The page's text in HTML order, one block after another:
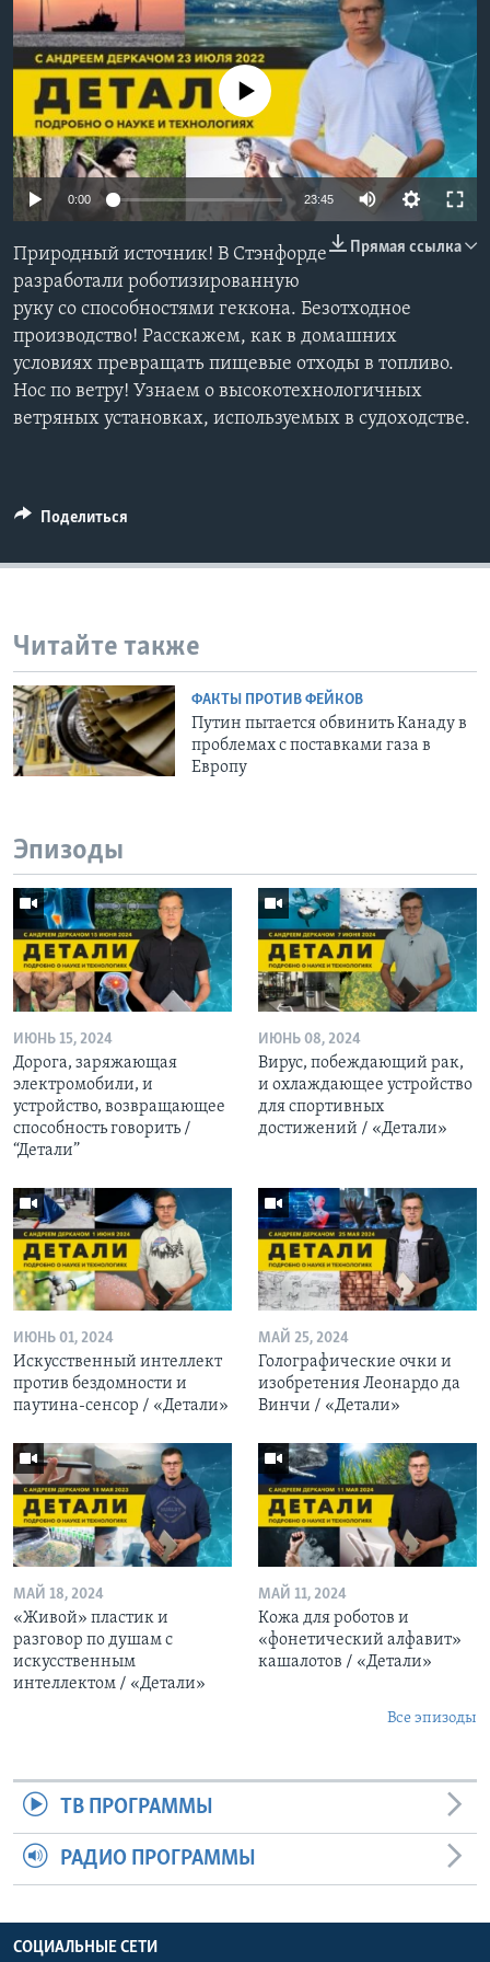
Learning English
СОЦИАЛЬНЫЕ СЕТИ
Языки
No media source currently available
0:00 23:45
Прямая ссылка
Природный источник! В Стэнфорде
разработали роботизированную
руку со способностями геккона. Безотходное
производство! Расскажем, как в домашних
условиях превращать пищевые отходы в топливо.
Нос по ветру! Узнаем о высокотехнологичных
ветряных установках, используемых в судоходстве.
Поделиться
Читайте также
ФАКТЫ ПРОТИВ ФЕЙКОВ
Путин пытается обвинить Канаду в
проблемах с поставками газа в
Европу
Эпизоды
ИЮНЬ 15, 2024
Дорога, заряжающая
электромобили, и
устройство, возвращающее
способность говорить /
“Детали”
ИЮНЬ 08, 2024
Вирус, побеждающий рак,
и охлаждающее устройство
для спортивных
достижений / «Детали»
ИЮНЬ 01, 2024
Искусственный интеллект
против бездомности и
паутина-сенсор / «Детали»
МАЙ 25, 2024
Голографические очки и
изобретения Леонардо да
Винчи / «Детали»
МАЙ 18, 2024
«Живой» пластик и
разговор по душам с
искусственным
интеллектом / «Детали»
МАЙ 11, 2024
Кожа для роботов и
«фонетический алфавит»
кашалотов / «Детали»
Все эпизоды
ТВ ПРОГРАММЫ
РАДИО ПРОГРАММЫ
СОЦИАЛЬНЫЕ СЕТИ